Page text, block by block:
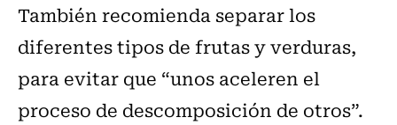
También recomienda separar los
diferentes tipos de frutas y verduras,
para evitar que “unos aceleren el
proceso de descomposición de otros”.